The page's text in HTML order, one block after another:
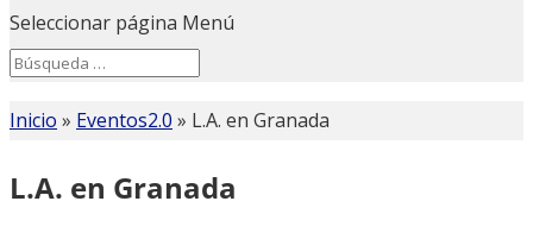
Seleccionar página Menú
Search
for...
Inicio » Eventos2.0 » L.A. en Granada
L.A. en Granada